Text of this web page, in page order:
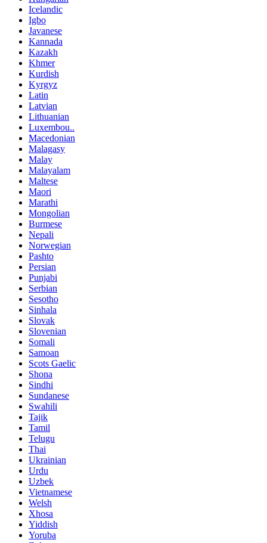
Icelandic
Igbo
Javanese
Kannada
Kazakh
Khmer
Kurdish
Kyrgyz
Latin
Latvian
Lithuanian
Luxembou..
Macedonian
Malagasy
Malay
Malayalam
Maltese
Maori
Marathi
Mongolian
Burmese
Nepali
Norwegian
Pashto
Persian
Punjabi
Serbian
Sesotho
Sinhala
Slovak
Slovenian
Somali
Samoan
Scots Gaelic
Shona
Sindhi
Sundanese
Swahili
Tajik
Tamil
Telugu
Thai
Ukrainian
Urdu
Uzbek
Vietnamese
Welsh
Xhosa
Yiddish
Yoruba